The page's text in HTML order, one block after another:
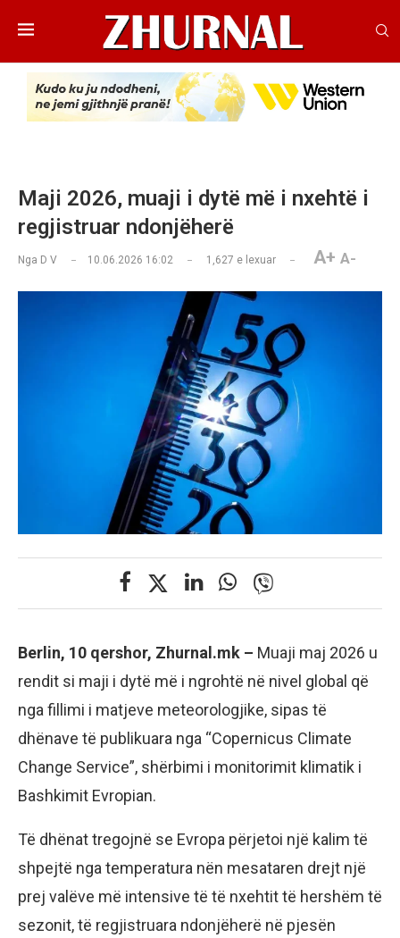
Maji 2026, muaji i dytë më i nxehtë i
regjistruar ndonjëherë
Nga D V 10.06.2026 16:02 1,627 e lexuar A+ A-
Berlin, 10 qershor, Zhurnal.mk – Muaji maj 2026 u
rendit si maji i dytë më i ngrohtë në nivel global që
nga fillimi i matjeve meteorologjike, sipas të
dhënave të publikuara nga “Copernicus Climate
Change Service”, shërbimi i monitorimit klimatik i
Bashkimit Evropian.
Të dhënat tregojnë se Evropa përjetoi një kalim të
shpejtë nga temperatura nën mesataren drejt një
prej valëve më intensive të të nxehtit të hershëm të
sezonit, të regjistruara ndonjëherë në pjesën